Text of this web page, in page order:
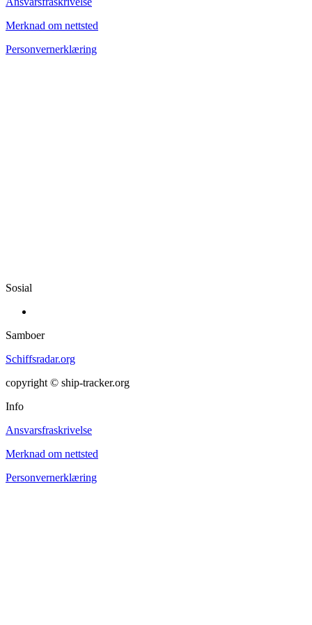
Merknad om nettsted
Personvernerklæring
Sosial
Samboer
Schiffsradar.org
copyright © ship-tracker.org
Info
Ansvarsfraskrivelse
Merknad om nettsted
Personvernerklæring